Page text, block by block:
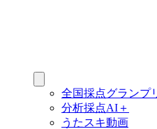
全国採点グランプ
分析採点AI＋
うたスキ動画